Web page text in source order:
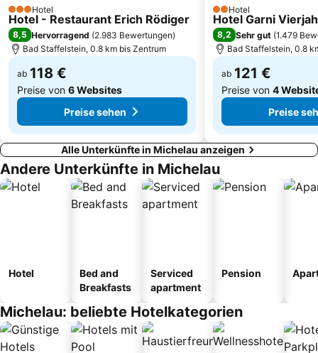
Alte Hofhaltung
FrankenLagune
Schloss Geyerswörth
Neue Residenz
Verkehrslandeplatz Bayreuth
Sommerrodelbahn Pottenstein
3 Sterne
Hotel
Hotel - Restaurant Erich Rödiger
8,5 Hervorragend (2.983 Bewertungen)
Bad Staffelstein, 0.8 km bis Zentrum
ab 118 €
Preise von 6 Websites
Preise sehen
2 Sterne
Hotel
Hotel Garni
8,2 Sehr gut (1.479
Bad Staffelstein, 0.8
ab 121 €
Preise von 4
Preise
Alle Unterkünfte in Michelau anzeigen
Andere Unterkünfte in Michelau
Hotel
Bed and
Breakfasts
Serviced
apartment
Pension
Michelau: beliebte Hotelkategorien